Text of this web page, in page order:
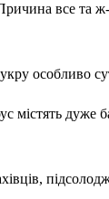
все
особливо
дуже